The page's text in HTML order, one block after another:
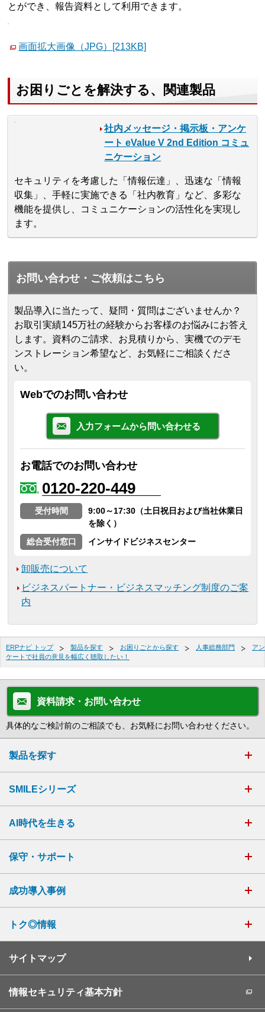
とができ、報告資料として利用できます。
画面拡大画像（JPG）[213KB]
お困りごとを解決する、関連製品
社内メッセージ・掲示板・アンケ
ート eValue V 2nd Edition コミュ
ニケーション
セキュリティを考慮した「情報伝達」、迅速な「情報
収集」、手軽に実施できる「社内教育」など、多彩な
機能を提供し、コミュニケーションの活性化を実現し
ます。
お問い合わせ・ご依頼はこちら
製品導入に当たって、疑問・質問はございませんか？
お取引実績145万社の経験からお客様のお悩みにお答え
します。 資料のご請求、お見積りから、実機でのデモ
ンストレーション希望など、お気軽にご相談くださ
い。
Webでのお問い合わせ
入力フォームから問い合わせる
お電話でのお問い合わせ
0120-220-449
受付時間
9:00～17:30（土日祝日および当社休業日
を除く）
総合受付窓口
インサイドビジネスセンター
卸販売について
ビジネスパートナー・ビジネスマッチング制度のご案
内
ERPナビ トップ 製品を探す お困りごとから探す 人事総務部門
アン
ケートで社員の意見を幅広く聴取したい！
資料請求・お問い合わせ
具体的なご検討前のご相談でも、お気軽にお問い合わせください。
製品を探す
SMILEシリーズ
AI時代を生きる
保守・サポート
成功導入事例
トク◎情報
サイトマップ
情報セキュリティ基本方針